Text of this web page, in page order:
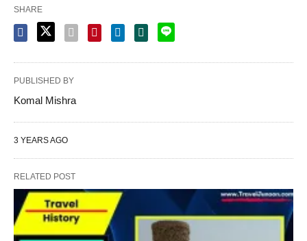
SHARE
PUBLISHED BY
Komal Mishra
3 YEARS AGO
RELATED POST